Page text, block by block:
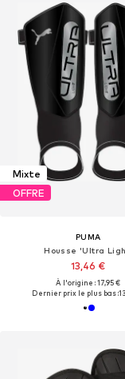
Mixte
OFFRE
PUMA
Housse 'Ultra
13,46 €
À l'origine : 17,95 €
Dernier prix le plus bas :